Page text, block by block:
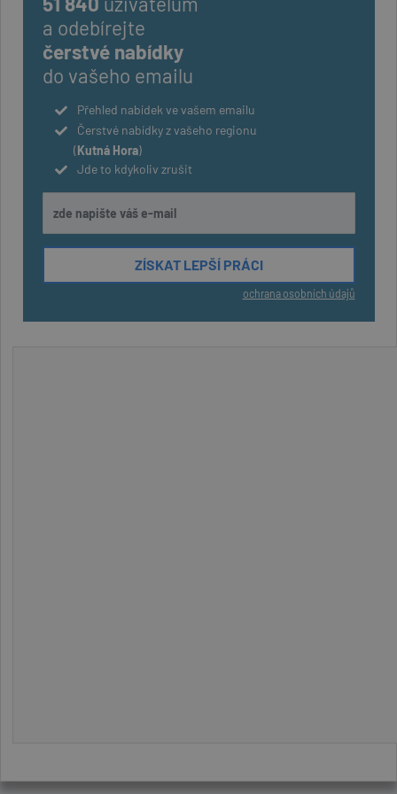
a odebírejte
čerstvé nabídky
do vašeho emailu
Přehled nabídek ve vašem emailu
Čerstvé nabídky z vašeho regionu
(Kutná Hora)
Jde to kdykoliv zrušit
ochrana osobních údajů